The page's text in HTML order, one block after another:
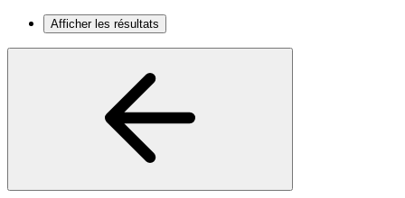
Afficher les résultats